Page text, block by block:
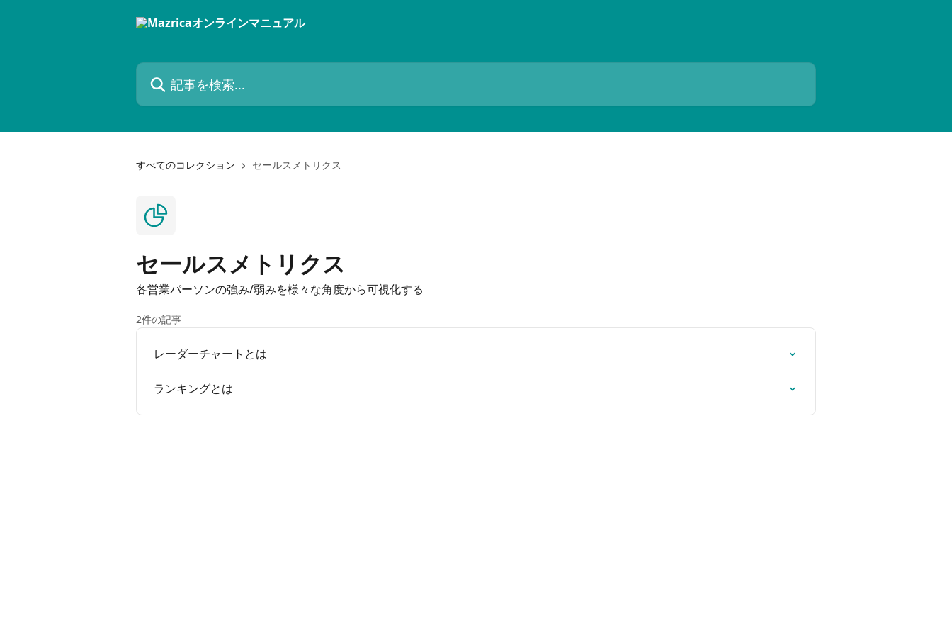
記事を検索...
すべてのコレクション セールスメトリクス
セールスメトリクス
各営業パーソンの強み/弱みを様々な角度から可視化する
2件の記事
レーダーチャートとは
ランキングとは